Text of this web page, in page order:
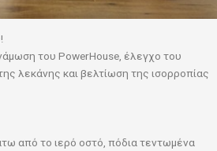
του PowerHouse, έλεγχο του
λεκάνης και βελτίωση της ισορροπίας
από το ιερό οστό, πόδια τεντωμένα